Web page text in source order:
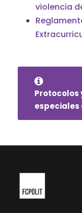
violencia
Protocolos
especiales